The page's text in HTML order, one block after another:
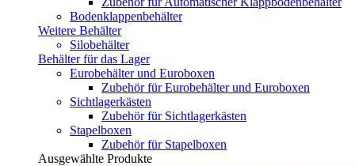
Bodenklappenbehälter
Weitere Behälter
Silobehälter
Behälter für das Lager
Eurobehälter und Euroboxen
Zubehör für Eurobehälter und Euroboxen
Sichtlagerkästen
Zubehör für Sichtlagerkästen
Stapelboxen
Zubehör für Stapelboxen
Ausgewählte Produkte